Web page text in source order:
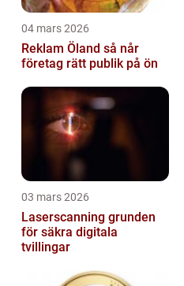
04 mars 2026
Reklam Öland så når
företag rätt publik på ön
03 mars 2026
Laserscanning grunden
för säkra digitala
tvillingar